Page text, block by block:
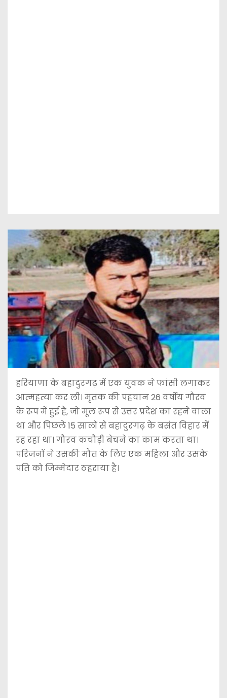
हरियाणा के बहादुरगढ़ में एक युवक ने फांसी लगाकर
आत्महत्या कर ली। मृतक की पहचान 26 वर्षीय गौरव
के रूप में हुई है, जो मूल रूप से उत्तर प्रदेश का रहने वाला
था और पिछले 15 सालों से बहादुरगढ़ के बसंत विहार में
रह रहा था। गौरव कचौड़ी बेचने का काम करता था।
परिजनों ने उसकी मौत के लिए एक महिला और उसके
पति को जिम्मेदार ठहराया है।